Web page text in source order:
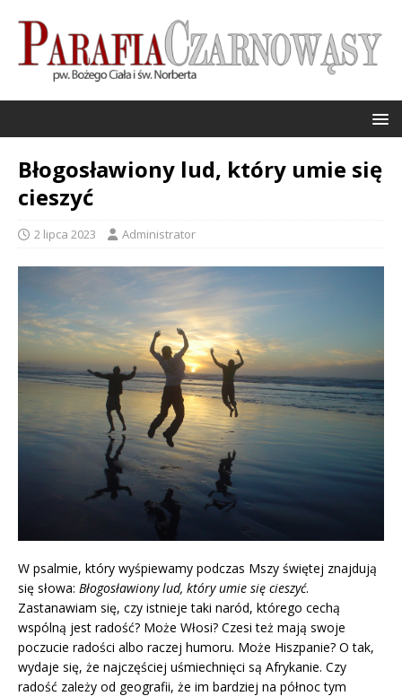
Błogosławiony lud, który umie się
cieszyć
2 lipca 2023 Administrator
W psalmie, który wyśpiewamy podczas Mszy świętej znajdują
się słowa: Błogosławiony lud, który umie się cieszyć.
Zastanawiam się, czy istnieje taki naród, którego cechą
wspólną jest radość? Może Włosi? Czesi też mają swoje
poczucie radości albo raczej humoru. Może Hiszpanie? O tak,
wydaje się, że najczęściej uśmiechnięci są Afrykanie. Czy
radość zależy od geografii, że im bardziej na północ tym